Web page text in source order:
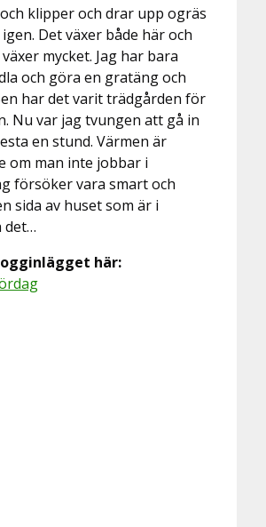
klipper och drar upp ogräs
Det växer både här och
mycket. Jag har bara
och göra en gratäng och
har det varit trädgården för
Nu var jag tvungen att gå in
en stund. Värmen är
om man inte jobbar i
försöker vara smart och
sida av huset som är i
det…
här: